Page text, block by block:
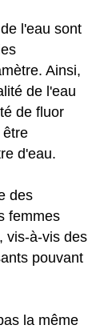
l'eau sont
Ainsi,
de l'eau
de fluor
être
d'eau.
des
femmes
vis-à-vis des
pouvant
la même